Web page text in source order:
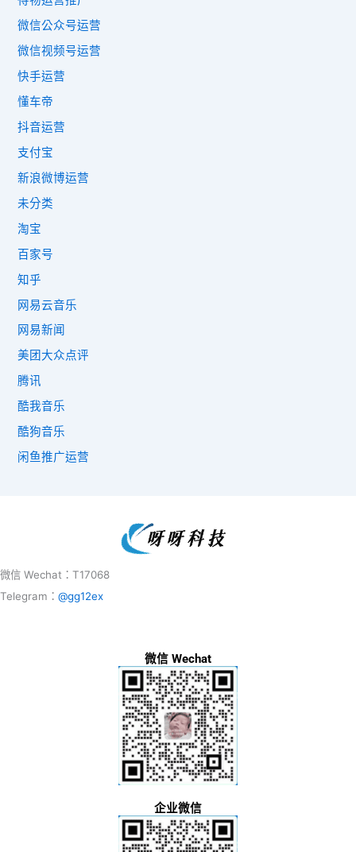
微信公众号运营
微信视频号运营
快手运营
懂车帝
抖音运营
支付宝
新浪微博运营
未分类
淘宝
百家号
知乎
网易云音乐
网易新闻
美团大众点评
腾讯
酷我音乐
酷狗音乐
闲鱼推广运营
微信 Wechat：T17068
Telegram： @gg12ex
微信 Wechat
企业微信